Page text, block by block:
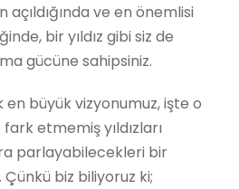
ve en önemlisi
bir yıldız gibi siz de
gücüne sahipsiniz.
büyük vizyonumuz, işte o
etmemiş yıldızları
parlayabilecekleri bir
biz biliyoruz ki;